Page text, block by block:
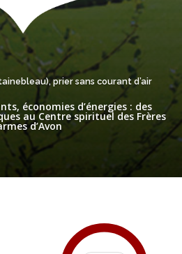
prier sans courant d’air
économies d’énergies : des
au Centre spirituel des Frères
d’Avon